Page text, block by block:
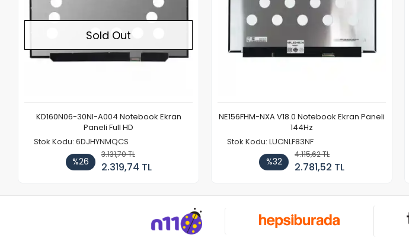
Sold Out
KD160N06-30NI-A004 Notebook Ekran
Paneli Full HD
Stok Kodu: 6DJHYNMQCS
%26
3.131,70 TL
2.319,74 TL
NE156FHM-NXA V18.0 Notebook Ekran Paneli
144Hz
Stok Kodu: LUCNLF83NF
%32
4.115,62 TL
2.781,52 TL